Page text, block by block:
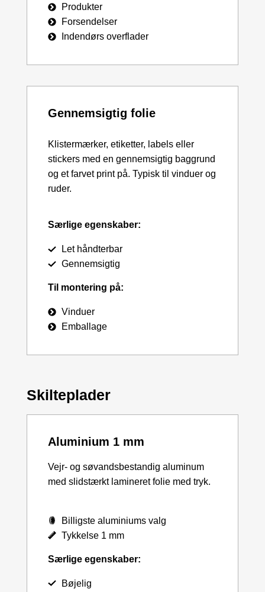
Produkter
Forsendelser
Indendørs overflader
Gennemsigtig folie
Klistermærker, etiketter, labels eller
stickers med en gennemsigtig baggrund
og et farvet print på. Typisk til vinduer og
ruder.
Særlige egenskaber:
Let håndterbar
Gennemsigtig
Til montering på:
Vinduer
Emballage
Skilteplader
Aluminium 1 mm
Vejr- og søvandsbestandig aluminum
med slidstærkt lamineret folie med tryk.
Billigste aluminiums valg
Tykkelse 1 mm
Særlige egenskaber:
Bøjelig